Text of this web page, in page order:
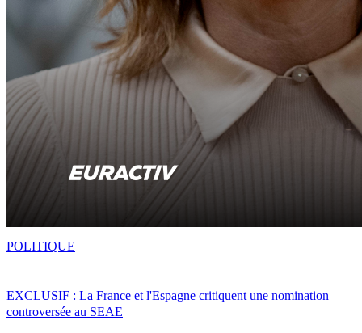
EXCLUSIF : La France et l'Espagne critiquent une nomination
controversée au SEAE
POLITIQUE